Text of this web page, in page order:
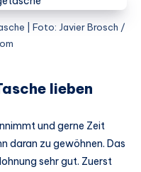
| Foto: Javier Brosch /
lieben
und gerne Zeit
daran zu gewöhnen. Das
sehr gut. Zuerst